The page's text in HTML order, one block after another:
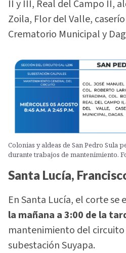
II y III, Real del Campo II,
Zoila, Flor del Valle,
Crematorio Municipal y
Colonias y aldeas de San Pedro Sula
durante trabajos de mantenimiento.
Santa Lucía,
En Santa Lucía, el corte se
la mañana a 3:00 de la
mantenimiento del circuito
subestación Suyapa.